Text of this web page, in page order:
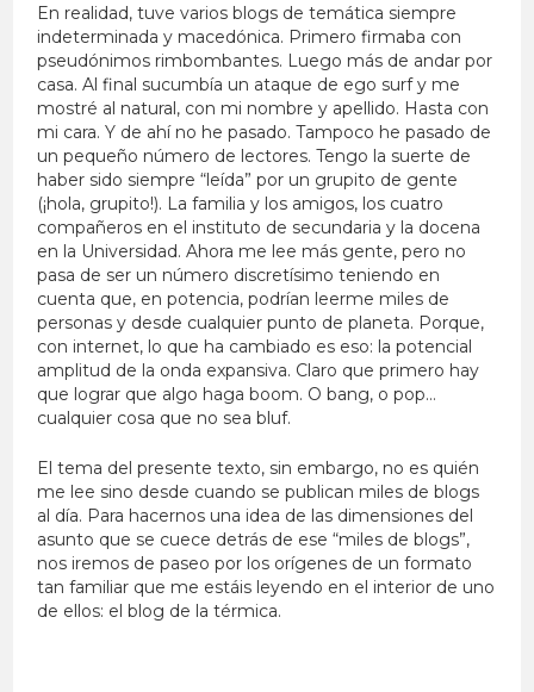
En realidad, tuve varios blogs de temática siempre
indeterminada y macedónica. Primero firmaba con
pseudónimos rimbombantes. Luego más de andar por
casa. Al final sucumbía un ataque de ego surf y me
mostré al natural, con mi nombre y apellido. Hasta con
mi cara. Y de ahí no he pasado. Tampoco he pasado de
un pequeño número de lectores. Tengo la suerte de
haber sido siempre “leída” por un grupito de gente
(¡hola, grupito!). La familia y los amigos, los cuatro
compañeros en el instituto de secundaria y la docena
en la Universidad. Ahora me lee más gente, pero no
pasa de ser un número discretísimo teniendo en
cuenta que, en potencia, podrían leerme miles de
personas y desde cualquier punto de planeta. Porque,
con internet, lo que ha cambiado es eso: la potencial
amplitud de la onda expansiva. Claro que primero hay
que lograr que algo haga boom. O bang, o pop…
cualquier cosa que no sea bluf.
El tema del presente texto, sin embargo, no es quién
me lee sino desde cuando se publican miles de blogs
al día. Para hacernos una idea de las dimensiones del
asunto que se cuece detrás de ese “miles de blogs”,
nos iremos de paseo por los orígenes de un formato
tan familiar que me estáis leyendo en el interior de uno
de ellos: el blog de la térmica.